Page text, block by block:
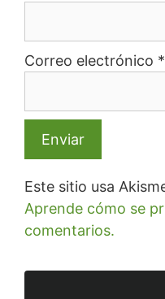
Correo electrónico *
Este sitio usa
Aprende cómo se
comentarios.